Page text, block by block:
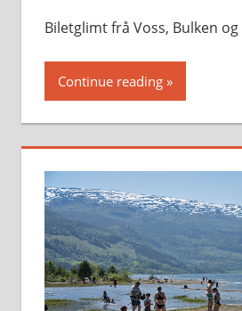
Biletglimt frå Voss, Bulken
Continue reading